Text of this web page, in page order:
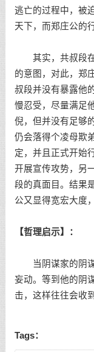
逃亡的过程中，被
天下，而郑庄公的
其实，共叔段在
的意图，对此，郑
叔段并没有暴露他
慢忍受，尽量满足
倪，但并没有足够
仍会落得个凌母欺
定，并且正式开始
开展宣传攻势，另
段的真面目。结果
公又显得宽宏大度
【哲理启示】：
当阴谋家的阴谋
妄动。等到他的阴
击，这样往往会收
Tags：